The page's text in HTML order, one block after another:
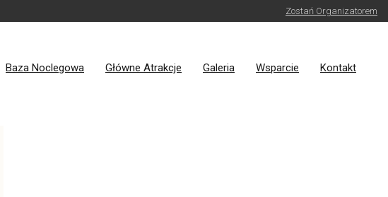
Zostań Organizatorem
Baza Noclegowa Główne Atrakcje Galeria Wsparcie Kontakt